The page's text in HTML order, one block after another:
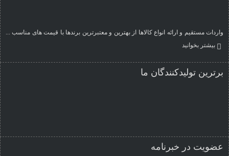
واردات مستقیم و ارائه انواع کالاها از بهترین و معتبرترین برندها با قیمت های مناسب ...
بیشتر بخوانید
برترین تولیدکنندگان ما
عضویت در خبرنامه